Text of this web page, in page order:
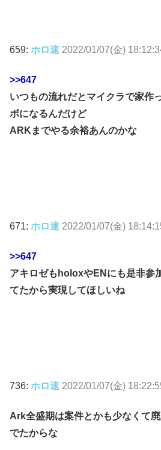
659: ホロ速 2022/01/07(金)
>>647
いつもの流れだとマイクラで家作
ボになるんだけど
ARKまでやる余裕あんのかな
671: ホロ速 2022/01/07(金)
>>647
アキロゼもholoxやENにも是非参
てたから実現してほしいね
736: ホロ速 2022/01/07(金)
Ark全盛期は案件とかも少なくて
でたからな